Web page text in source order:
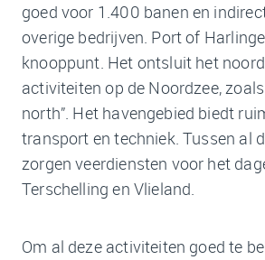
goed voor 1.400 banen en
overige bedrijven. Port of
knooppunt. Het ontsluit het
activiteiten op de Noordzee,
north”. Het havengebied biedt
transport en techniek. Tussen al
zorgen veerdiensten voor het
Terschelling en Vlieland.
Om al deze activiteiten goed te